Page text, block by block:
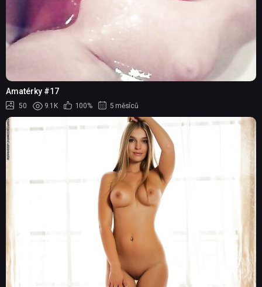
Amatérky #17
50 9.1K 100% 5 měsíců